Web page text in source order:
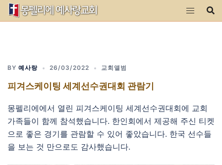
Skip
BY 예사랑 26/03/2022 교회앨범
피겨스케이팅 세계선수권대회 관람기
몽펠리에에서 열린 피겨스케이팅 세계선수권대회에 교회
가족들이 함께 참석했습니다. 한인회에서 제공해 주신 티켓
으로 좋은 경기를 관람할 수 있어 좋았습니다. 한국 선수들
을 보는 것 만으로도 감사했습니다.